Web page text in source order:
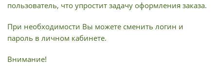
пользователь, что упростит задачу оформления заказа.
При необходимости Вы можете сменить логин и
пароль в личном кабинете.
Внимание!